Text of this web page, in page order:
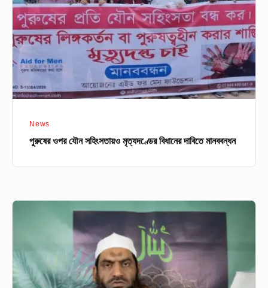
মৃত্যদণ্ডের
বিধানের
দাবিতে
মানববন্ধন
News
পুরুষের ওপর যৌন সহিংসতায়ও মৃত্যদণ্ডের বিধানের দাবিতে মানববন্ধন
নিন্দা
মামুনুল